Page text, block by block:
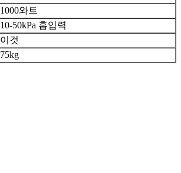
1000와트
10-50kPa 흡입력
이것
75kg